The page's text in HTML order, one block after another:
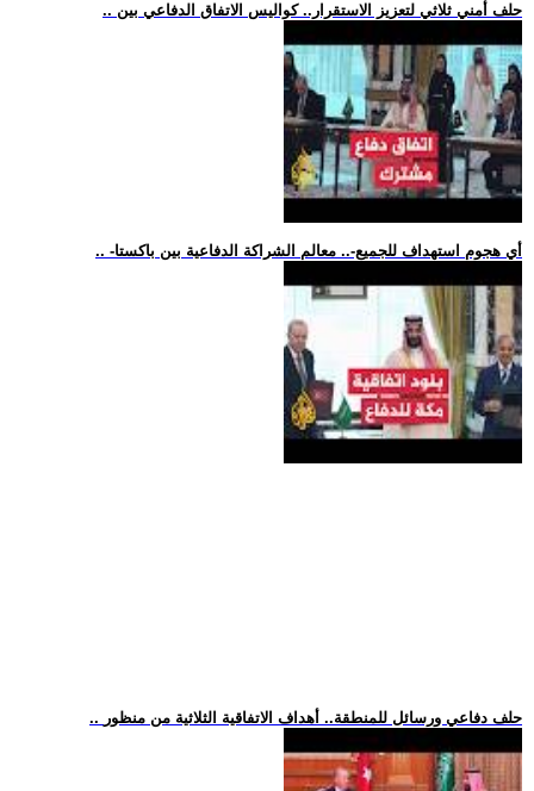
.. حلف أمني ثلاثي لتعزيز الاستقرار.. كواليس الاتفاق الدفاعي بين
.. -أي هجوم استهداف للجميع-.. معالم الشراكة الدفاعية بين باكستا
.. حلف دفاعي ورسائل للمنطقة.. أهداف الاتفاقية الثلاثية من منظور